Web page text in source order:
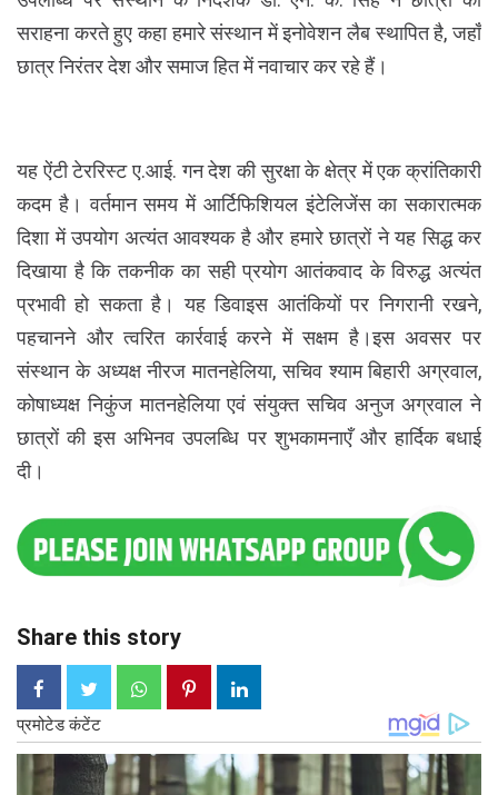
सराहना करते हुए कहा हमारे संस्थान में इनोवेशन लैब स्थापित है, जहाँ
छात्र निरंतर देश और समाज हित में नवाचार कर रहे हैं।
यह ऐंटी टेररिस्ट ए.आई. गन देश की सुरक्षा के क्षेत्र में एक क्रांतिकारी
कदम है। वर्तमान समय में आर्टिफिशियल इंटेलिजेंस का सकारात्मक
दिशा में उपयोग अत्यंत आवश्यक है और हमारे छात्रों ने यह सिद्ध कर
दिखाया है कि तकनीक का सही प्रयोग आतंकवाद के विरुद्ध अत्यंत
प्रभावी हो सकता है। यह डिवाइस आतंकियों पर निगरानी रखने,
पहचानने और त्वरित कार्रवाई करने में सक्षम है।इस अवसर पर
संस्थान के अध्यक्ष नीरज मातनहेलिया, सचिव श्याम बिहारी अग्रवाल,
कोषाध्यक्ष निकुंज मातनहेलिया एवं संयुक्त सचिव अनुज अग्रवाल ने
छात्रों की इस अभिनव उपलब्धि पर शुभकामनाएँ और हार्दिक बधाई
दी।
Share this story